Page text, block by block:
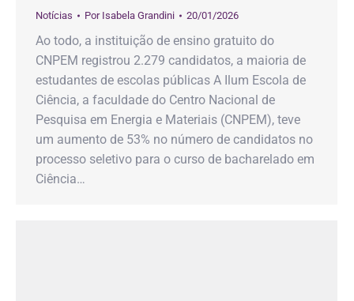
Notícias Por Isabela Grandini 20/01/2026
Ao todo, a instituição de ensino gratuito do
CNPEM registrou 2.279 candidatos, a maioria de
estudantes de escolas públicas A Ilum Escola de
Ciência, a faculdade do Centro Nacional de
Pesquisa em Energia e Materiais (CNPEM), teve
um aumento de 53% no número de candidatos no
processo seletivo para o curso de bacharelado em
Ciência…